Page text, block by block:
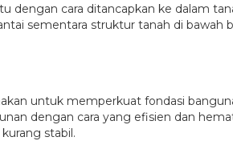
dengan cara ditancapkan ke dalam
sementara struktur tanah di
untuk memperkuat fondasi
dengan cara yang efisien dan
stabil.